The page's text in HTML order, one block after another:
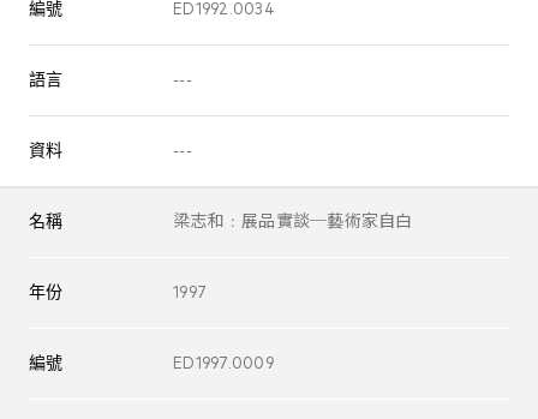
編號 ED1992.0034
語言 ---
資料 ---
名稱 梁志和﹕展品實談─藝術家自白
年份 1997
編號 ED1997.0009